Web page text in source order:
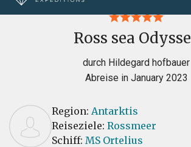
Ross sea
durch Hildegard hofbauer
Abreise in January 2023
Region: Antarktis
Reiseziele: Rossmeer
Schiff: MS Ortelius